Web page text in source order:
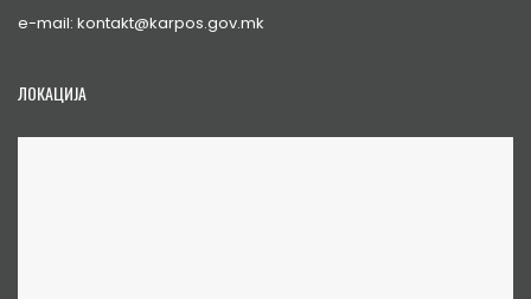
e-mail: kontakt@karpos.gov.mk
ЛОКАЦИЈА